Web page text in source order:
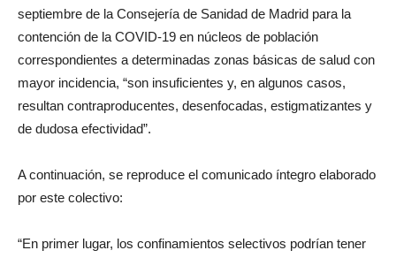
septiembre de la Consejería de Sanidad de Madrid para la
contención de la COVID-19 en núcleos de población
correspondientes a determinadas zonas básicas de salud con
mayor incidencia, “son insuficientes y, en algunos casos,
resultan contraproducentes, desenfocadas, estigmatizantes y
de dudosa efectividad”.
A continuación, se reproduce el comunicado íntegro elaborado
por este colectivo:
“En primer lugar, los confinamientos selectivos podrían tener